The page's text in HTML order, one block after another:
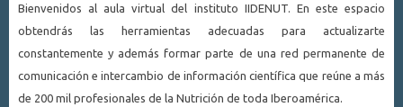
Bienvenidos al aula virtual del instituto IIDENUT. En este espacio
obtendrás las herramientas adecuadas para actualizarte
constantemente y además formar parte de una red permanente de
comunicación e intercambio de información científica que reúne a más
de 200 mil profesionales de la Nutrición de toda Iberoamérica.